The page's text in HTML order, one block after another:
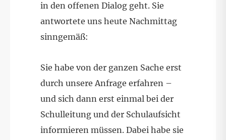
in den offenen Dialog geht. Sie
antwortete uns heute Nachmittag
sinngemäß:
Sie habe von der ganzen Sache erst
durch unsere Anfrage erfahren –
und sich dann erst einmal bei der
Schulleitung und der Schulaufsicht
informieren müssen. Dabei habe sie